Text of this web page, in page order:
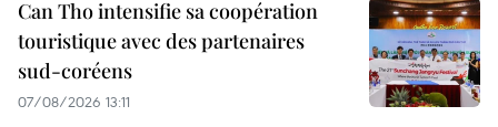
Can Tho intensifie sa coopération
touristique avec des partenaires
sud-coréens
07/08/2026 13:11